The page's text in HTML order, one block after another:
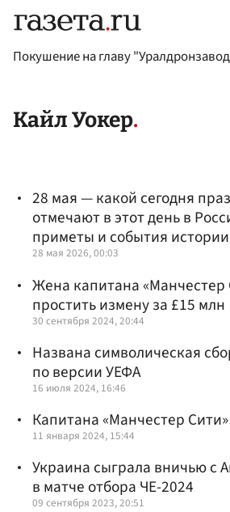
Покушение на главу
Кайл Уокер
28 мая — какой сегодня
отмечают в этот день в
приметы и события истории
28 мая 2026, 00:03
Жена капитана «Манчестер
простить измену за £15 млн
30 сентября 2024, 20:44
Названа символическая
по версии УЕФА
16 июля 2024, 16:46
Капитана «Манчестер
11 января 2024, 15:44
Украина сыграла вничью с
в матче отбора ЧЕ-2024
09 сентября 2023, 20:51